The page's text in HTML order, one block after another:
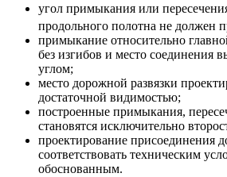
угол примыкания или
продольного полотна не должен
примыкание относительно
без изгибов и место соединения
углом;
место дорожной развязки
достаточной видимостью;
построенные примыкания,
становятся исключительно
проектирование присоединения
соответствовать техническим
обоснованным.